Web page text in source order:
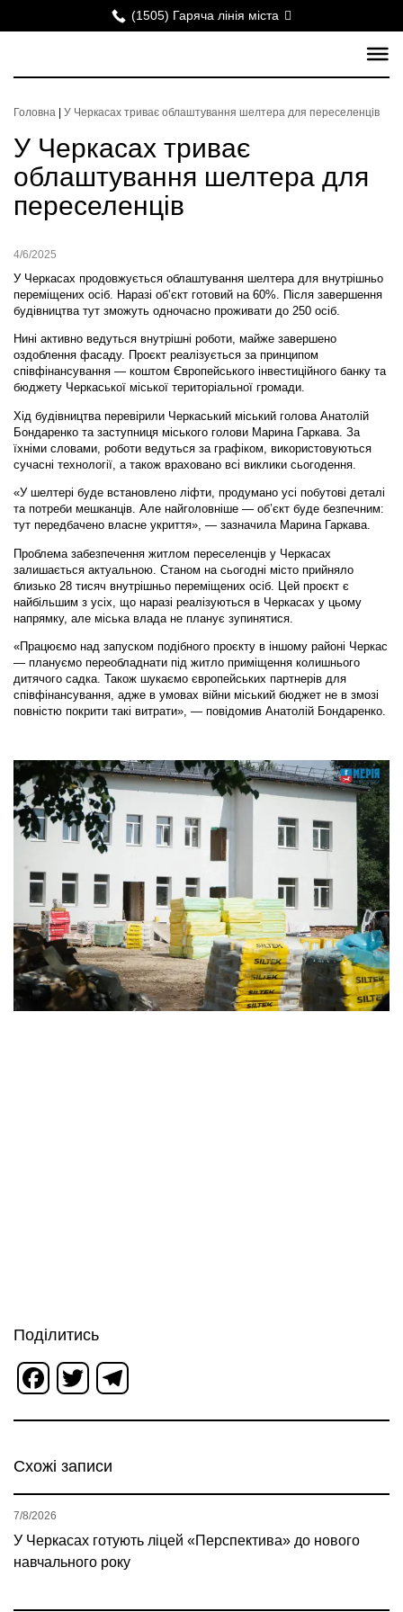
(1505) Гаряча лінія міста
Головна У Черкасах триває облаштування шелтера для переселенців
У Черкасах триває
облаштування шелтера для
переселенців
4/6/2025
У Черкасах продовжується облаштування шелтера для внутрішньо
переміщених осіб. Наразі об’єкт готовий на 60%. Після завершення
будівництва тут зможуть одночасно проживати до 250 осіб.
Нині активно ведуться внутрішні роботи, майже завершено
оздоблення фасаду. Проєкт реалізується за принципом
співфінансування — коштом Європейського інвестиційного банку та
бюджету Черкаської міської територіальної громади.
Хід будівництва перевірили Черкаський міський голова Анатолій
Бондаренко та заступниця міського голови Марина Гаркава. За
їхніми словами, роботи ведуться за графіком, використовуються
сучасні технології, а також враховано всі виклики сьогодення.
«У шелтері буде встановлено ліфти, продумано усі побутові деталі
та потреби мешканців. Але найголовніше — об’єкт буде безпечним:
тут передбачено власне укриття», — зазначила Марина Гаркава.
Проблема забезпечення житлом переселенців у Черкасах
залишається актуальною. Станом на сьогодні місто прийняло
близько 28 тисяч внутрішньо переміщених осіб. Цей проєкт є
найбільшим з усіх, що наразі реалізуються в Черкасах у цьому
напрямку, але міська влада не планує зупинятися.
«Працюємо над запуском подібного проєкту в іншому районі Черкас
— плануємо переобладнати під житло приміщення колишнього
дитячого садка. Також шукаємо європейських партнерів для
співфінансування, адже в умовах війни міський бюджет не в змозі
повністю покрити такі витрати», — повідомив Анатолій Бондаренко.
Поділитись
Facebook
Twitter
Схожі записи
У Черкасах готують ліцей «Перспектива» до нового
навчального року
7/8/2026